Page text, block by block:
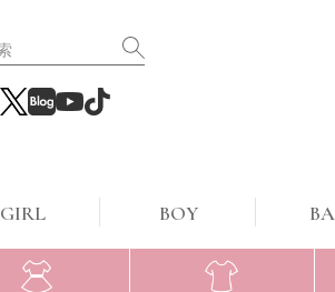
GIRL BOY